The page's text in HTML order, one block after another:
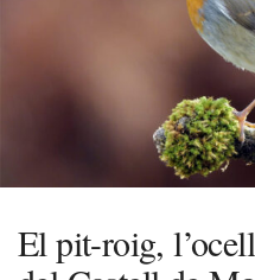
El pit-roig,